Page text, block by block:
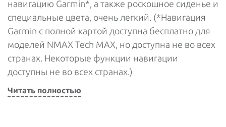
навигацию Garmin*, а также роскошное сиденье и
специальные цвета, очень легкий. (*Навигация
Garmin с полной картой доступна бесплатно для
моделей NMAX Tech MAX, но доступна не во всех
странах. Некоторые функции навигации
доступны не во всех странах.)
Читать полностью